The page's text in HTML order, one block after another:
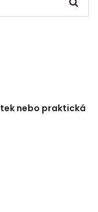
nebo praktická